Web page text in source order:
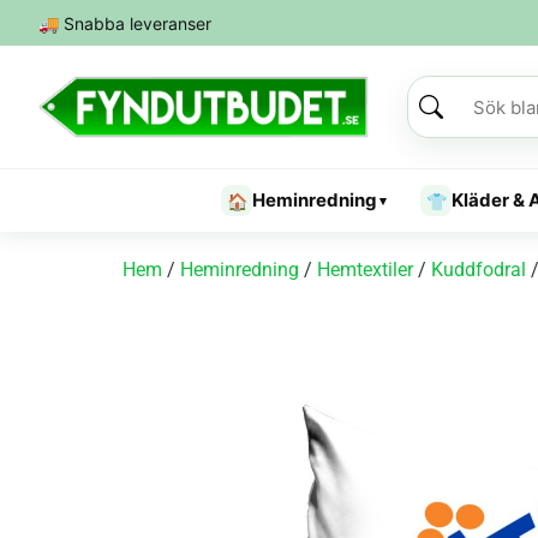
🚚 Snabba leveranser
🏠 Heminredning ▾ 👕 Kläder &
Hem / Heminredning / Hemtextiler/ Kuddfodral